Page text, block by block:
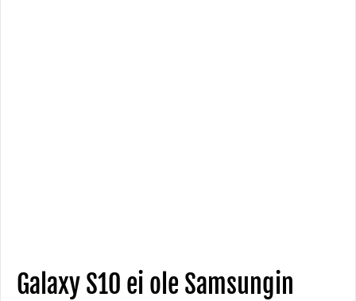
Galaxy S10 ei ole Samsungin